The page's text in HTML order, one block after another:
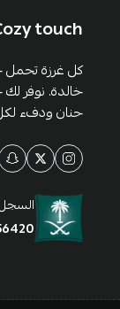
touch
كل غرزة تحمل
خالدة. نوفر
حنان ودفء